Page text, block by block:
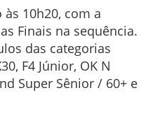
10h20, com a
Finais na sequência.
das categorias
F4 Júnior, OK N
Super Sênior / 60+ e